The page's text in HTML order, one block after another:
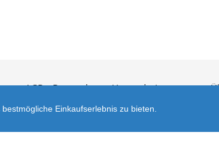
AGB Datenschutz Versand Impressum
Einkaufserlebnis zu bieten.